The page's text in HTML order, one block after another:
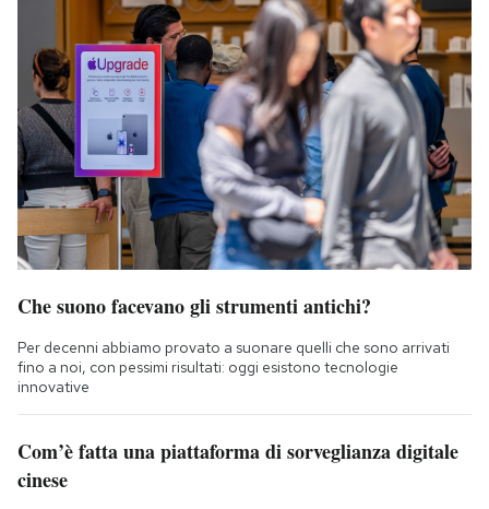
Che suono facevano gli strumenti antichi?
Per decenni abbiamo provato a suonare quelli che sono arrivati
fino a noi, con pessimi risultati: oggi esistono tecnologie
innovative
Com’è fatta una piattaforma di sorveglianza digitale
cinese